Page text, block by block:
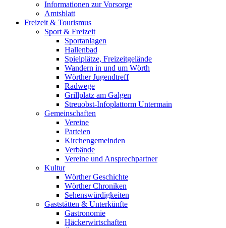
Informationen zur Vorsorge
Amtsblatt
Freizeit & Tourismus
Sport & Freizeit
Sportanlagen
Hallenbad
Spielplätze, Freizeitgelände
Wandern in und um Wörth
Wörther Jugendtreff
Radwege
Grillplatz am Galgen
Streuobst-Infoplattorm Untermain
Gemeinschaften
Vereine
Parteien
Kirchengemeinden
Verbände
Vereine und Ansprechpartner
Kultur
Wörther Geschichte
Wörther Chroniken
Sehenswürdigkeiten
Gaststätten & Unterkünfte
Gastronomie
Häckerwirtschaften